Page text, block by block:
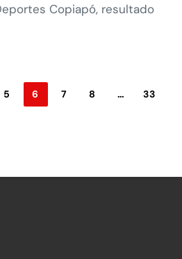
Copiapó, resultado
5 6 7 8 … 33